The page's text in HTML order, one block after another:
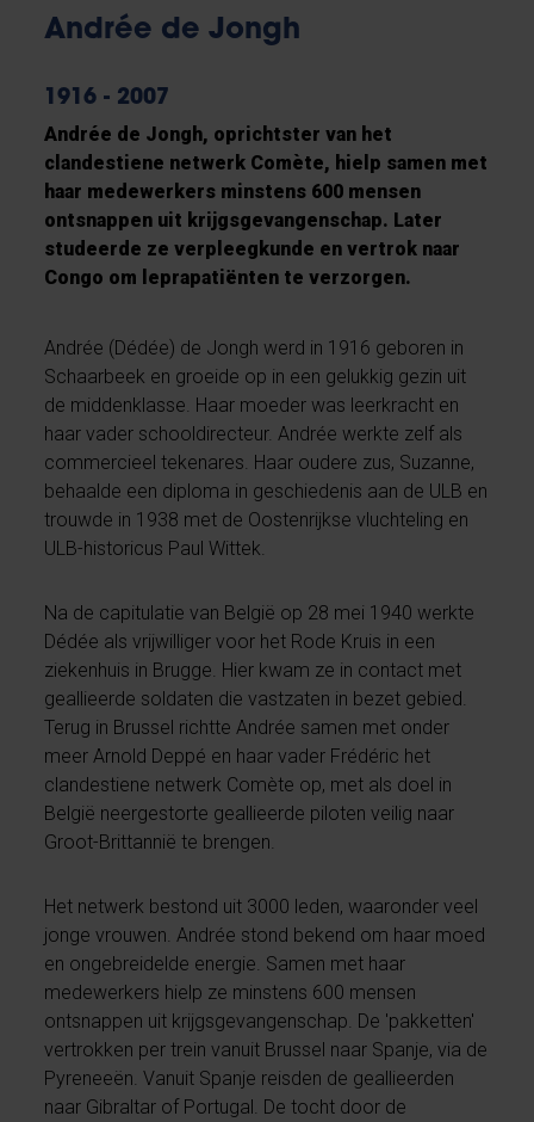
Andrée de Jongh
1916 - 2007
Andrée de Jongh, oprichtster van het
clandestiene netwerk Comète, hielp samen met
haar medewerkers minstens 600 mensen
ontsnappen uit krijgsgevangenschap. Later
studeerde ze verpleegkunde en vertrok naar
Congo om leprapatiënten te verzorgen.
Andrée (Dédée) de Jongh werd in 1916 geboren in
Schaarbeek en groeide op in een gelukkig gezin uit
de middenklasse. Haar moeder was leerkracht en
haar vader schooldirecteur. Andrée werkte zelf als
commercieel tekenares. Haar oudere zus, Suzanne,
behaalde een diploma in geschiedenis aan de ULB en
trouwde in 1938 met de Oostenrijkse vluchteling en
ULB-historicus Paul Wittek.
Na de capitulatie van België op 28 mei 1940 werkte
Dédée als vrijwilliger voor het Rode Kruis in een
ziekenhuis in Brugge. Hier kwam ze in contact met
geallieerde soldaten die vastzaten in bezet gebied.
Terug in Brussel richtte Andrée samen met onder
meer Arnold Deppé en haar vader Frédéric het
clandestiene netwerk Comète op, met als doel in
België neergestorte geallieerde piloten veilig naar
Groot-Brittannië te brengen.
Het netwerk bestond uit 3000 leden, waaronder veel
jonge vrouwen. Andrée stond bekend om haar moed
en ongebreidelde energie. Samen met haar
medewerkers hielp ze minstens 600 mensen
ontsnappen uit krijgsgevangenschap. De 'pakketten'
vertrokken per trein vanuit Brussel naar Spanje, via de
Pyreneeën. Vanuit Spanje reisden de geallieerden
naar Gibraltar of Portugal. De tocht door de